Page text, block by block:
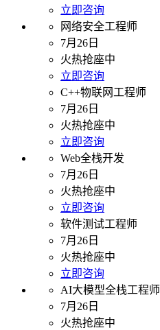
立即咨询
网络安全工程师
7月26日
火热抢座中
立即咨询
C++物联网工程师
7月26日
火热抢座中
立即咨询
Web全栈开发
7月26日
火热抢座中
立即咨询
软件测试工程师
7月26日
火热抢座中
立即咨询
AI大模型全栈工程师
7月26日
火热抢座中